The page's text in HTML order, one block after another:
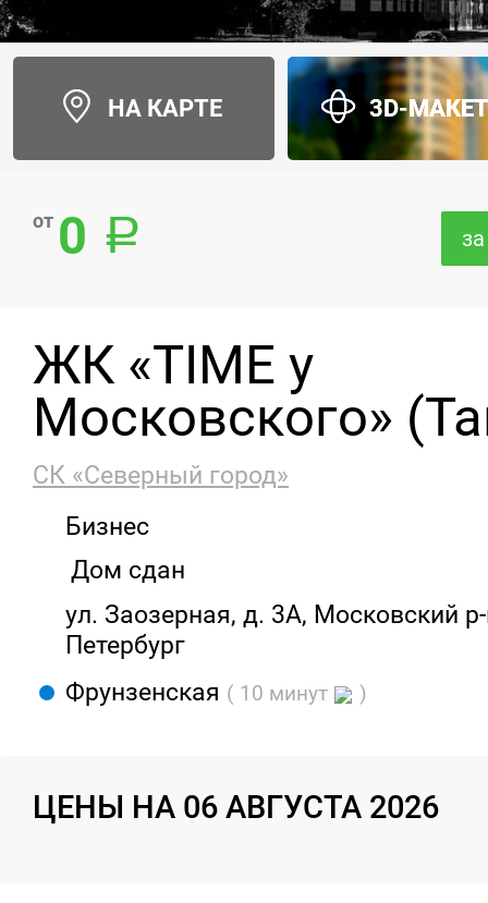
НА КАРТЕ 3D-
от 0
ЖК «TIME у
Московского»
СК «Северный город»
Бизнес
Дом сдан
ул. Заозерная, д. 3А, Московский
Петербург
Фрунзенская ( 10 минут )
ЦЕНЫ НА 06 АВГУСТА 2026